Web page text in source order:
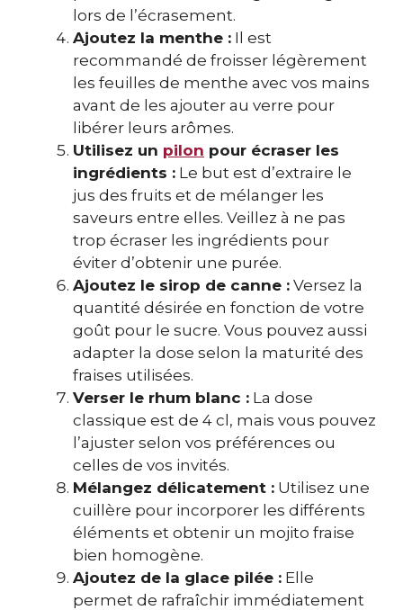
lors de l’écrasement.
Ajoutez la menthe : Il est
recommandé de froisser légèrement
les feuilles de menthe avec vos mains
avant de les ajouter au verre pour
libérer leurs arômes.
Utilisez un pilon pour écraser les
ingrédients : Le but est d’extraire le
jus des fruits et de mélanger les
saveurs entre elles. Veillez à ne pas
trop écraser les ingrédients pour
éviter d’obtenir une purée.
Ajoutez le sirop de canne : Versez la
quantité désirée en fonction de votre
goût pour le sucre. Vous pouvez aussi
adapter la dose selon la maturité des
fraises utilisées.
Verser le rhum blanc : La dose
classique est de 4 cl, mais vous pouvez
l’ajuster selon vos préférences ou
celles de vos invités.
Mélangez délicatement : Utilisez une
cuillère pour incorporer les différents
éléments et obtenir un mojito fraise
bien homogène.
Ajoutez de la glace pilée : Elle
permet de rafraîchir immédiatement